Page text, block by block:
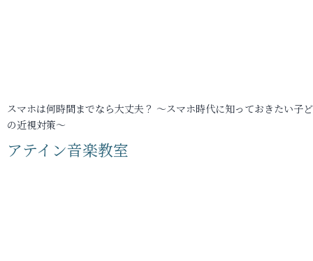
スマホは何時間までなら大丈夫？ ～スマホ時代に知っておきたい子
の近視対策～
アテイン音楽教室